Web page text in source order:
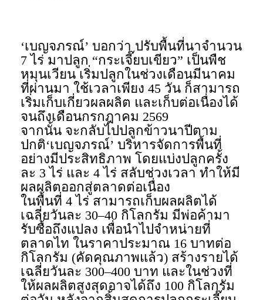
‘เบญจภรณ์’ บอกว่า ปรับพื้นที่นาจำนวน
7 ไร่ มาปลูก “กระเจี๊ยบเขียว” เป็นพืช
หมุนเวียน เริ่มปลูกในช่วงเดือนมีนาคม
ที่ผ่านมา ใช้เวลาเพียง 45 วัน ก็สามารถ
เริ่มเก็บเกี่ยวผลผลิต และเก็บต่อเนื่องได้
จนถึงเดือนกรกฎาคม 2569
จากนั้น จะกลับไปปลูกข้าวนาปีตาม
ปกติ‘เบญจภรณ์’ บริหารจัดการพื้นที่
อย่างมีประสิทธิภาพ โดยแบ่งปลูกครั้ง
ละ 3 ไร่ และ 4 ไร่ สลับช่วงเวลา ทำให้มี
ผลผลิตออกสู่ตลาดต่อเนื่อง
ในพื้นที่ 4 ไร่ สามารถเก็บผลผลิตได้
เฉลี่ยวันละ 30–40 กิโลกรัม มีพ่อค้ามา
รับซื้อถึงแปลง เพื่อนำไปจำหน่ายที่
ตลาดไท ในราคาประมาณ 16 บาทต่อ
กิโลกรัม (คัดคุณภาพแล้ว) สร้างรายได้
เฉลี่ยวันละ 300–400 บาท และในช่วงที่
ให้ผลผลิตสูงสุดอาจได้ถึง 100 กิโลกรัม